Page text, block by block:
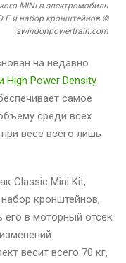
MINI в электромобиль
E и набор кронштейнов ©
swindonpowertrain.com
на недавно
High Power Density
самое
среди всех
весе всего лишь
Classic Mini Kit,
кронштейнов,
его в моторный отсек
весит всего 70 кг,